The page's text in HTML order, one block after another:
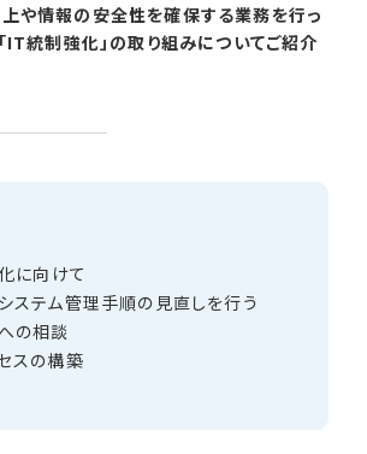
や情報の安全性を確保する業務を行っ
IT統制強化」の取り組みについてご紹介
に​向けて
ステム管理手順の​見直しを​行う
の​相談
スの​構築